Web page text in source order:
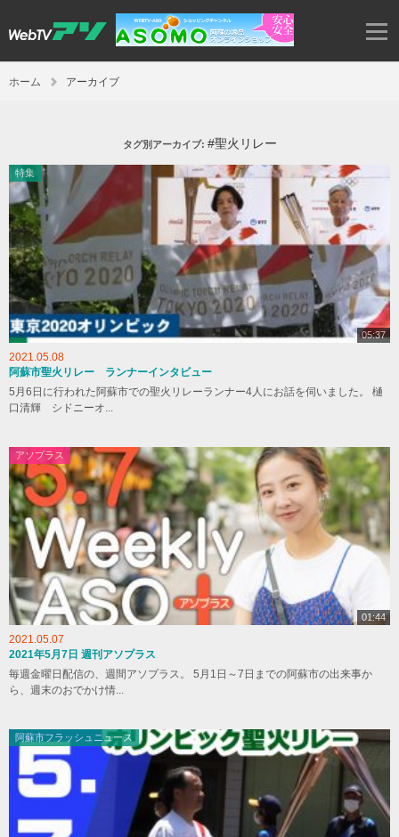
ホーム アーカイブ
タグ別アーカイブ: #聖火リレー
特集
05:37
2021.05.08
阿蘇市聖火リレー ランナーインタビュー
5月6日に行われた阿蘇市での聖火リレーランナー4人にお話を伺いました。 樋
口清輝 シドニーオ...
アソプラス
01:44
2021.05.07
2021年5月7日 週刊アソプラス
毎週金曜日配信の、週間アソプラス。 5月1日～7日までの阿蘇市の出来事か
ら、週末のおでかけ情...
阿蘇市フラッシュニュース